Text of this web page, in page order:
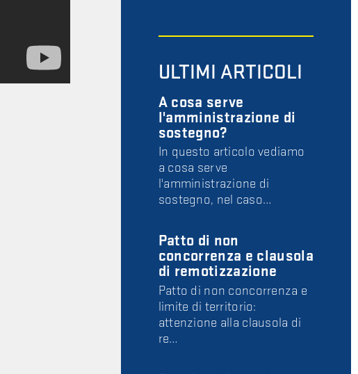
ULTIMI ARTICOLI
A cosa serve
l'amministrazione di
sostegno?
In questo articolo vediamo
a cosa serve
l'amministrazione di
sostegno, nel caso…
Patto di non
concorrenza e clausola
di remotizzazione
Patto di non concorrenza e
limite di territorio:
attenzione alla clausola di
re…